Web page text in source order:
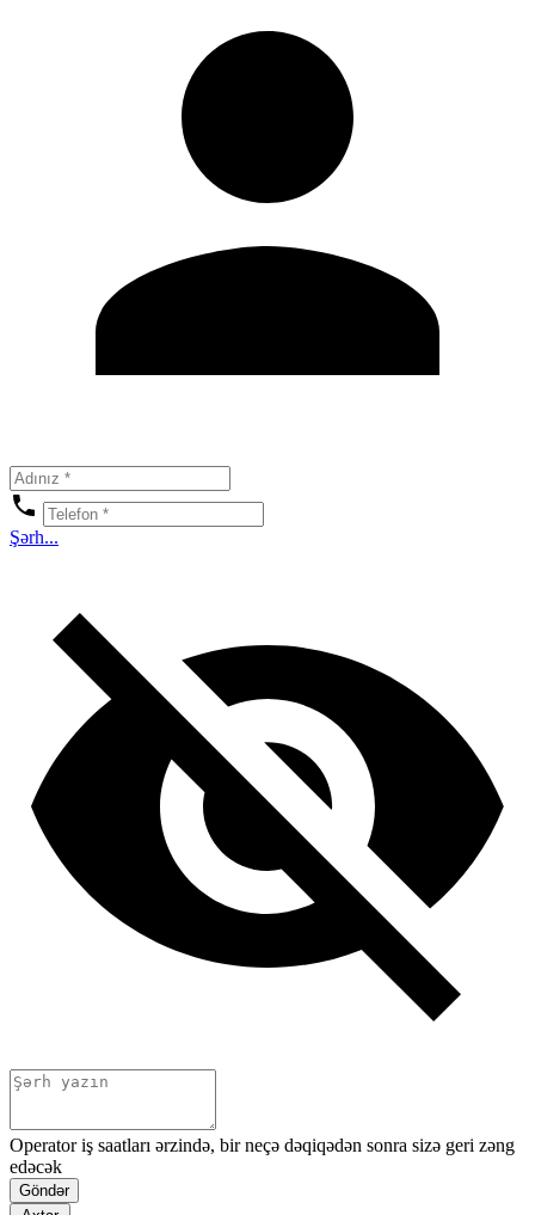
Şərh...
Operator iş saatları ərzində, bir neçə dəqiqədən sonra sizə geri zəng
edəcək
Göndər